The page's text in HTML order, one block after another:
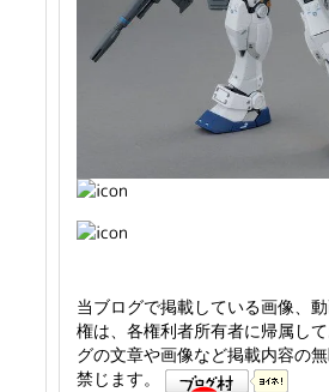
当ブログで掲載している画像、
権は、各権利者所有者に帰属し
グの文章や画像など掲載内容の
禁じます。